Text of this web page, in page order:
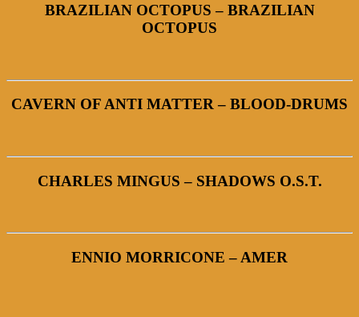
BRAZILIAN OCTOPUS – BRAZILIAN
OCTOPUS
CAVERN OF ANTI MATTER – BLOOD-DRUMS
CHARLES MINGUS – SHADOWS O.S.T.
ENNIO MORRICONE – AMER